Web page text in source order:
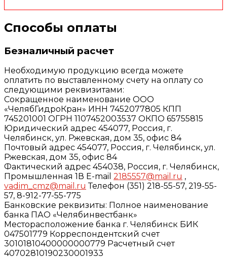
Способы оплаты
Безналичный расчет
Необходимую продукцию всегда можете
оплатить по выставленному счету на оплату со
следующими реквизитами:
Сокращенное наименование ООО
«ЧелябГидроКран» ИНН 7452077805 КПП
745201001 ОГРН 1107452003537 ОКПО 65755815
Юридический адрес 454077, Россия, г.
Челябинск, ул. Ржевская, дом 35, офис 84
Почтовый адрес 454077, Россия, г. Челябинск, ул.
Ржевская, дом 35, офис 84
Фактический адрес 454038, Россия, г. Челябинск,
Промышленная 1В E-mail 2185557@mail.ru ,
vadim_cmz@mail.ru Телефон (351) 218-55-57, 219-55-
57, 8-912-77-55-775
Банковские реквизиты: Полное наименование
банка ПАО «Челябинвестбанк»
Месторасположение банка г. Челябинск БИК
047501779 Корреспондентский счет
30101810400000000779 Расчетный счет
40702810190230001933